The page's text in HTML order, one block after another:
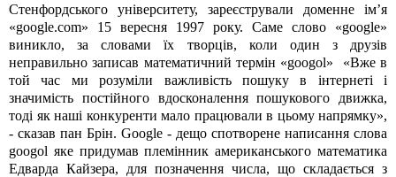
Стенфордського університету, зареєстрували доменне ім’я
«google.com» 15 вересня 1997 року. Саме слово «google»
виникло, за словами їх творців, коли один з друзів
неправильно записав математичний термін «googol»
«Вже в
той час ми розуміли важливість пошуку в інтернеті і
значимість постійного вдосконалення пошукового движка,
тоді як наші конкуренти мало працювали в цьому напрямку»,
- сказав пан Брін. Google - дещо спотворене написання слова
googol яке придумав племінник американського математика
Едварда Кайзера, для позначення числа, що складається з